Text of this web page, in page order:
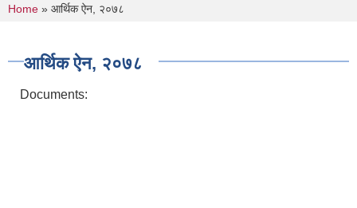
You are here
Home » आर्थिक ऐन, २०७८
आर्थिक ऐन, २०७८
Documents: